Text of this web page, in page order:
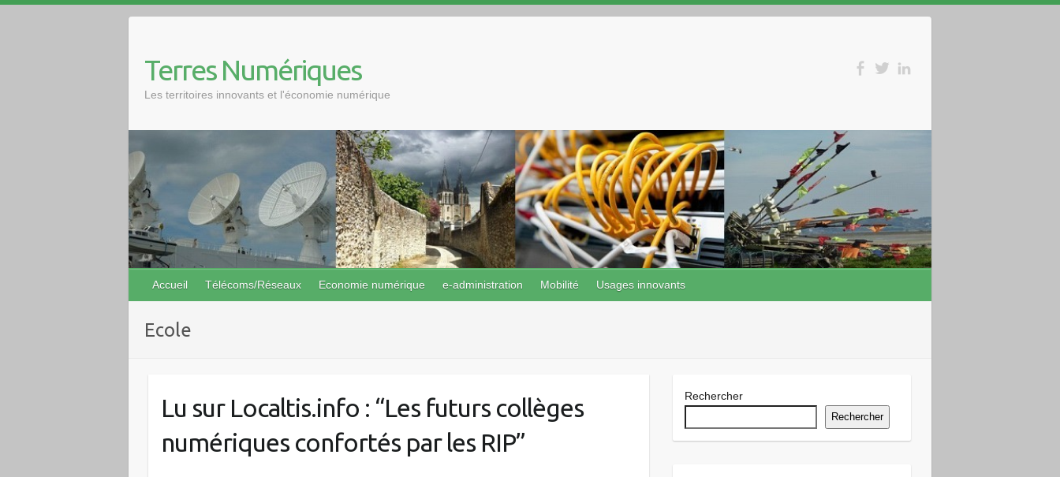
Terres Numériques
Les territoires innovants et l'économie numérique
Accueil Télécoms/Réseaux Economie numérique e-administration Mobilité Usages innovants
Ecole
Lu sur Localtis.info : “Les futurs collèges
numériques confortés par les RIP”
Rechercher
Rechercher